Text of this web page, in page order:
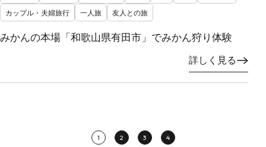
カップル・夫婦旅行
一人旅 友人との旅
みかんの本場「和歌山県有田市」でみかん狩り体験
詳しく見る
1 2 3 4